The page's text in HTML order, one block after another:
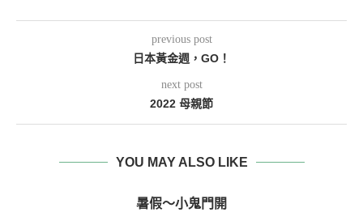
previous post
日本黃金週，GO！
next post
2022 母親節
YOU MAY ALSO LIKE
暑假～小鬼門開